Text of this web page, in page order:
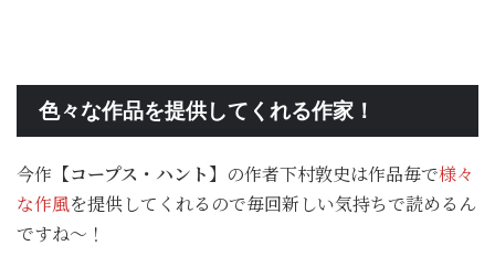
色々な作品を提供してくれる作家！
今作 【コープス・ハント】 の作者下村敦史は作品毎で様々
な作風を提供してくれるので毎回新しい気持ちで読めるん
ですね～！